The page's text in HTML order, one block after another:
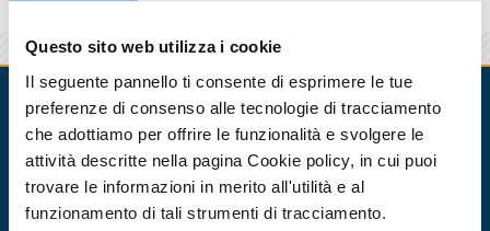
Questo sito web utilizza i cookie
Il seguente pannello ti consente di esprimere le tue
preferenze di consenso alle tecnologie di tracciamento
che adottiamo per offrire le funzionalità e svolgere le
attività descritte nella pagina Cookie policy, in cui puoi
trovare le informazioni in merito all'utilità e al
funzionamento di tali strumenti di tracciamento.
Corsi in partenza
BOLOGNA PORRETTA
INGLESE PER IL SETTORE ALBERGHIERO E LA